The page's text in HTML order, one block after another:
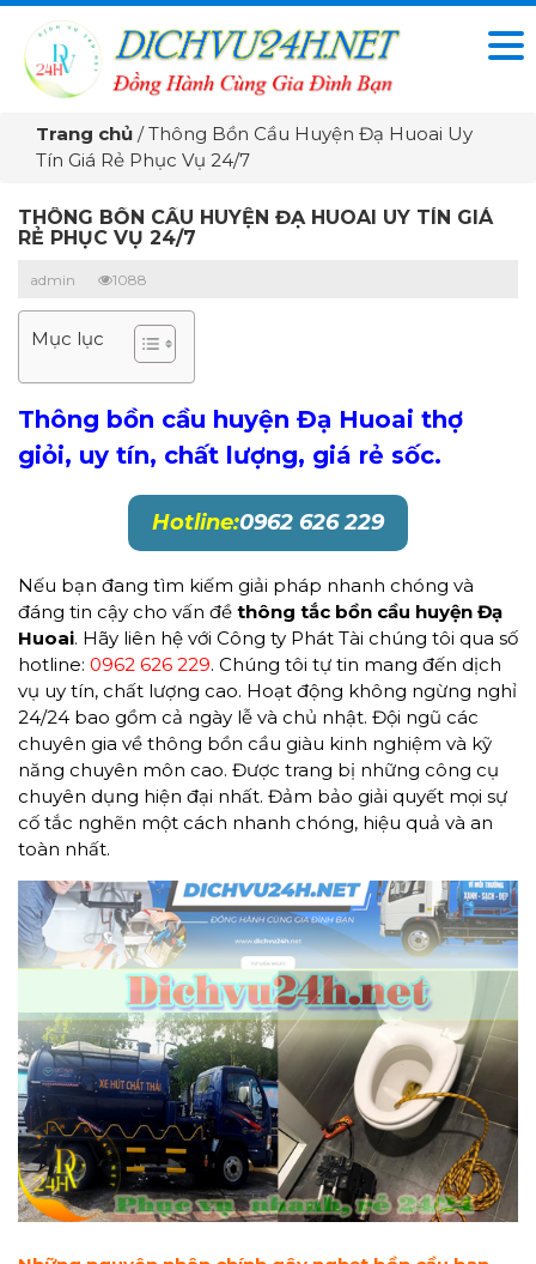
Trang chủ /Thông Bồn Cầu Huyện Đạ Huoai Uy
Tín Giá Rẻ Phục Vụ 24/7
THÔNG BỒN CẦU HUYỆN ĐẠ HUOAI UY TÍN GIÁ
RẺ PHỤC VỤ 24/7
admin 1088
Mục lục
Thông bồn cầu huyện Đạ Huoai thợ
giỏi, uy tín, chất lượng, giá rẻ sốc.
Hotline:0962 626 229
Nếu bạn đang tìm kiếm giải pháp nhanh chóng và
đáng tin cậy cho vấn đề thông tắc bồn cầu huyện Đạ
Huoai. Hãy liên hệ với Công ty Phát Tài chúng tôi qua số
hotline: 0962 626 229. Chúng tôi tự tin mang đến dịch
vụ uy tín, chất lượng cao. Hoạt động không ngừng nghỉ
24/24 bao gồm cả ngày lễ và chủ nhật. Đội ngũ các
chuyên gia về thông bồn cầu giàu kinh nghiệm và kỹ
năng chuyên môn cao. Được trang bị những công cụ
chuyên dụng hiện đại nhất. Đảm bảo giải quyết mọi sự
cố tắc nghẽn một cách nhanh chóng, hiệu quả và an
toàn nhất.